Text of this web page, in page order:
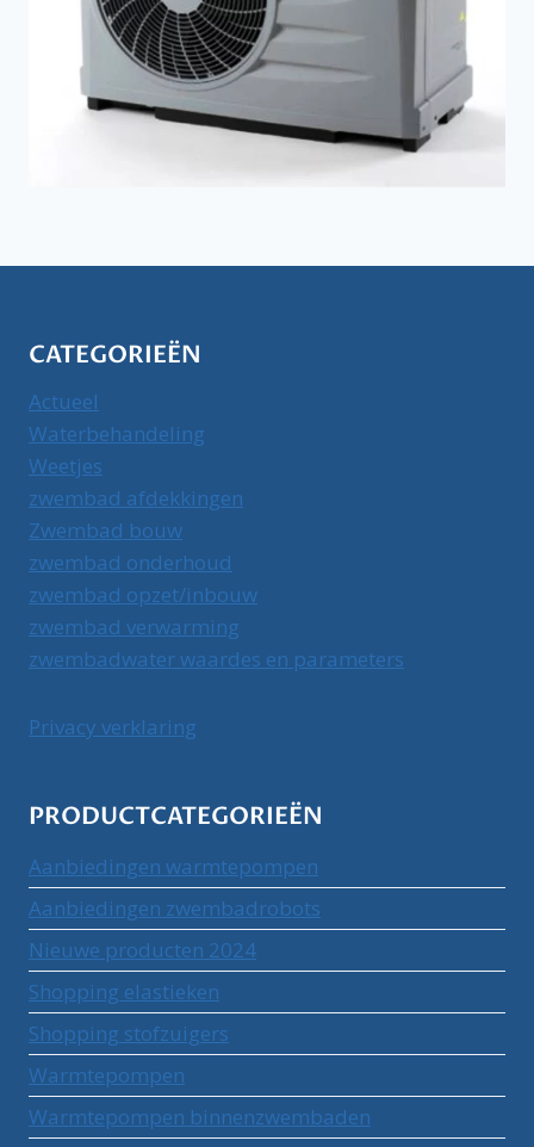
CATEGORIEËN
Actueel
Waterbehandeling
Weetjes
zwembad afdekkingen
Zwembad bouw
zwembad onderhoud
zwembad opzet/inbouw
zwembad verwarming
zwembadwater waardes en parameters
Privacy verklaring
PRODUCTCATEGORIEËN
Aanbiedingen warmtepompen
Aanbiedingen zwembadrobots
Nieuwe producten 2024
Shopping elastieken
Shopping stofzuigers
Warmtepompen
Warmtepompen binnenzwembaden